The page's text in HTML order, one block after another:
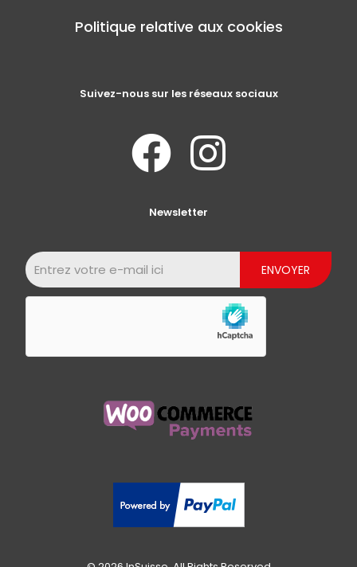
Politique relative aux cookies
Suivez-nous sur les réseaux sociaux
Newsletter